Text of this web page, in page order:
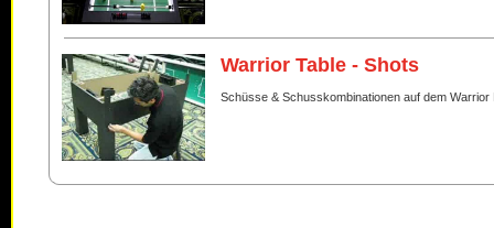
Warrior Table - Shots
Schüsse & Schusskombinationen auf dem Warrior